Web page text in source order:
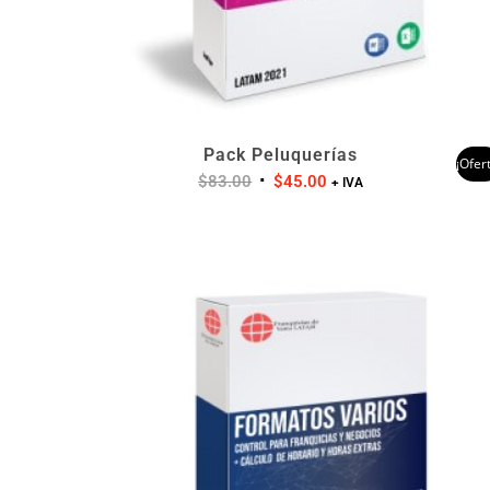
Pack Peluquerías
$83.00 $45.00 + IVA